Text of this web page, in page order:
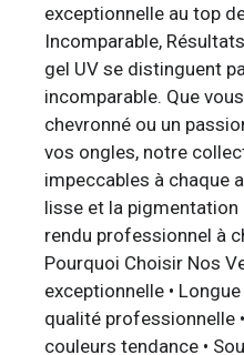
exceptionnelle au top
Incomparable,
gel UV se distinguent
incomparable. Que
chevronné ou un
vos ongles, notre
impeccables à chaque
lisse et la
rendu professionnel à
Pourquoi Choisir Nos
exceptionnelle •
qualité professionnelle
couleurs tendance •